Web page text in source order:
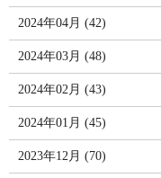
2024年04月 (42)
2024年03月 (48)
2024年02月 (43)
2024年01月 (45)
2023年12月 (70)